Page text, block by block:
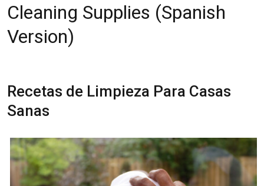
Cleaning Supplies (Spanish
Version)
Recetas de Limpieza Para Casas
Sanas